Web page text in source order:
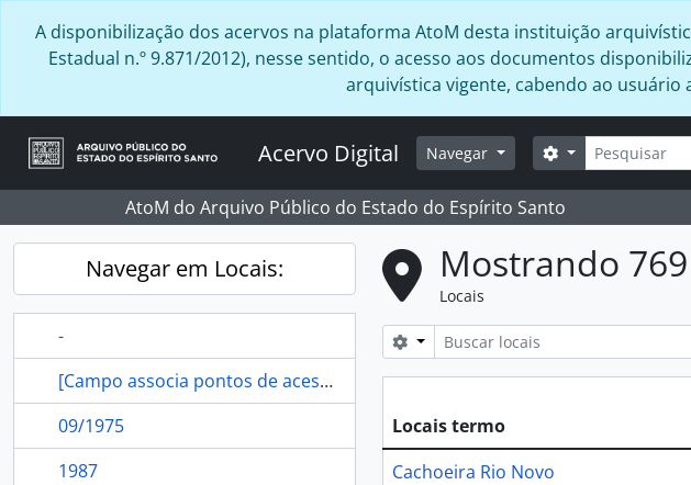
A disponibilização dos acervos na plataforma AtoM desta instituição
Estadual n.º 9.871/2012), nesse sentido, o acesso aos documentos
arquivística vigente, cabendo ao
Acervo Digital Navegar Buscar
Opções de busca
AtoM do Arquivo Público do Estado do Espírito Santo
Navegar em Locais:
-
[Campo associa pontos de acesso referente a localidade ao Registro de Autoridade]
09/1975
1987
Mostrando
Locais
Opções de busca
Locais termo
Cachoeira Rio Novo